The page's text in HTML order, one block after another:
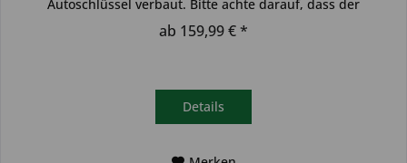
Autoschlüssel verbaut. Bitte achte darauf, dass der
Autoschlüssel deinem...
ab 159,99 € *
Details